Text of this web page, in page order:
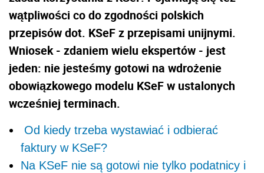
wątpliwości co do zgodności polskich
przepisów dot. KSeF z przepisami unijnymi.
Wniosek - zdaniem wielu ekspertów - jest
jeden: nie jesteśmy gotowi na wdrożenie
obowiązkowego modelu KSeF w ustalonych
wcześniej terminach.
Od kiedy trzeba wystawiać i odbierać
faktury w KSeF?
Na KSeF nie są gotowi nie tylko podatnicy i